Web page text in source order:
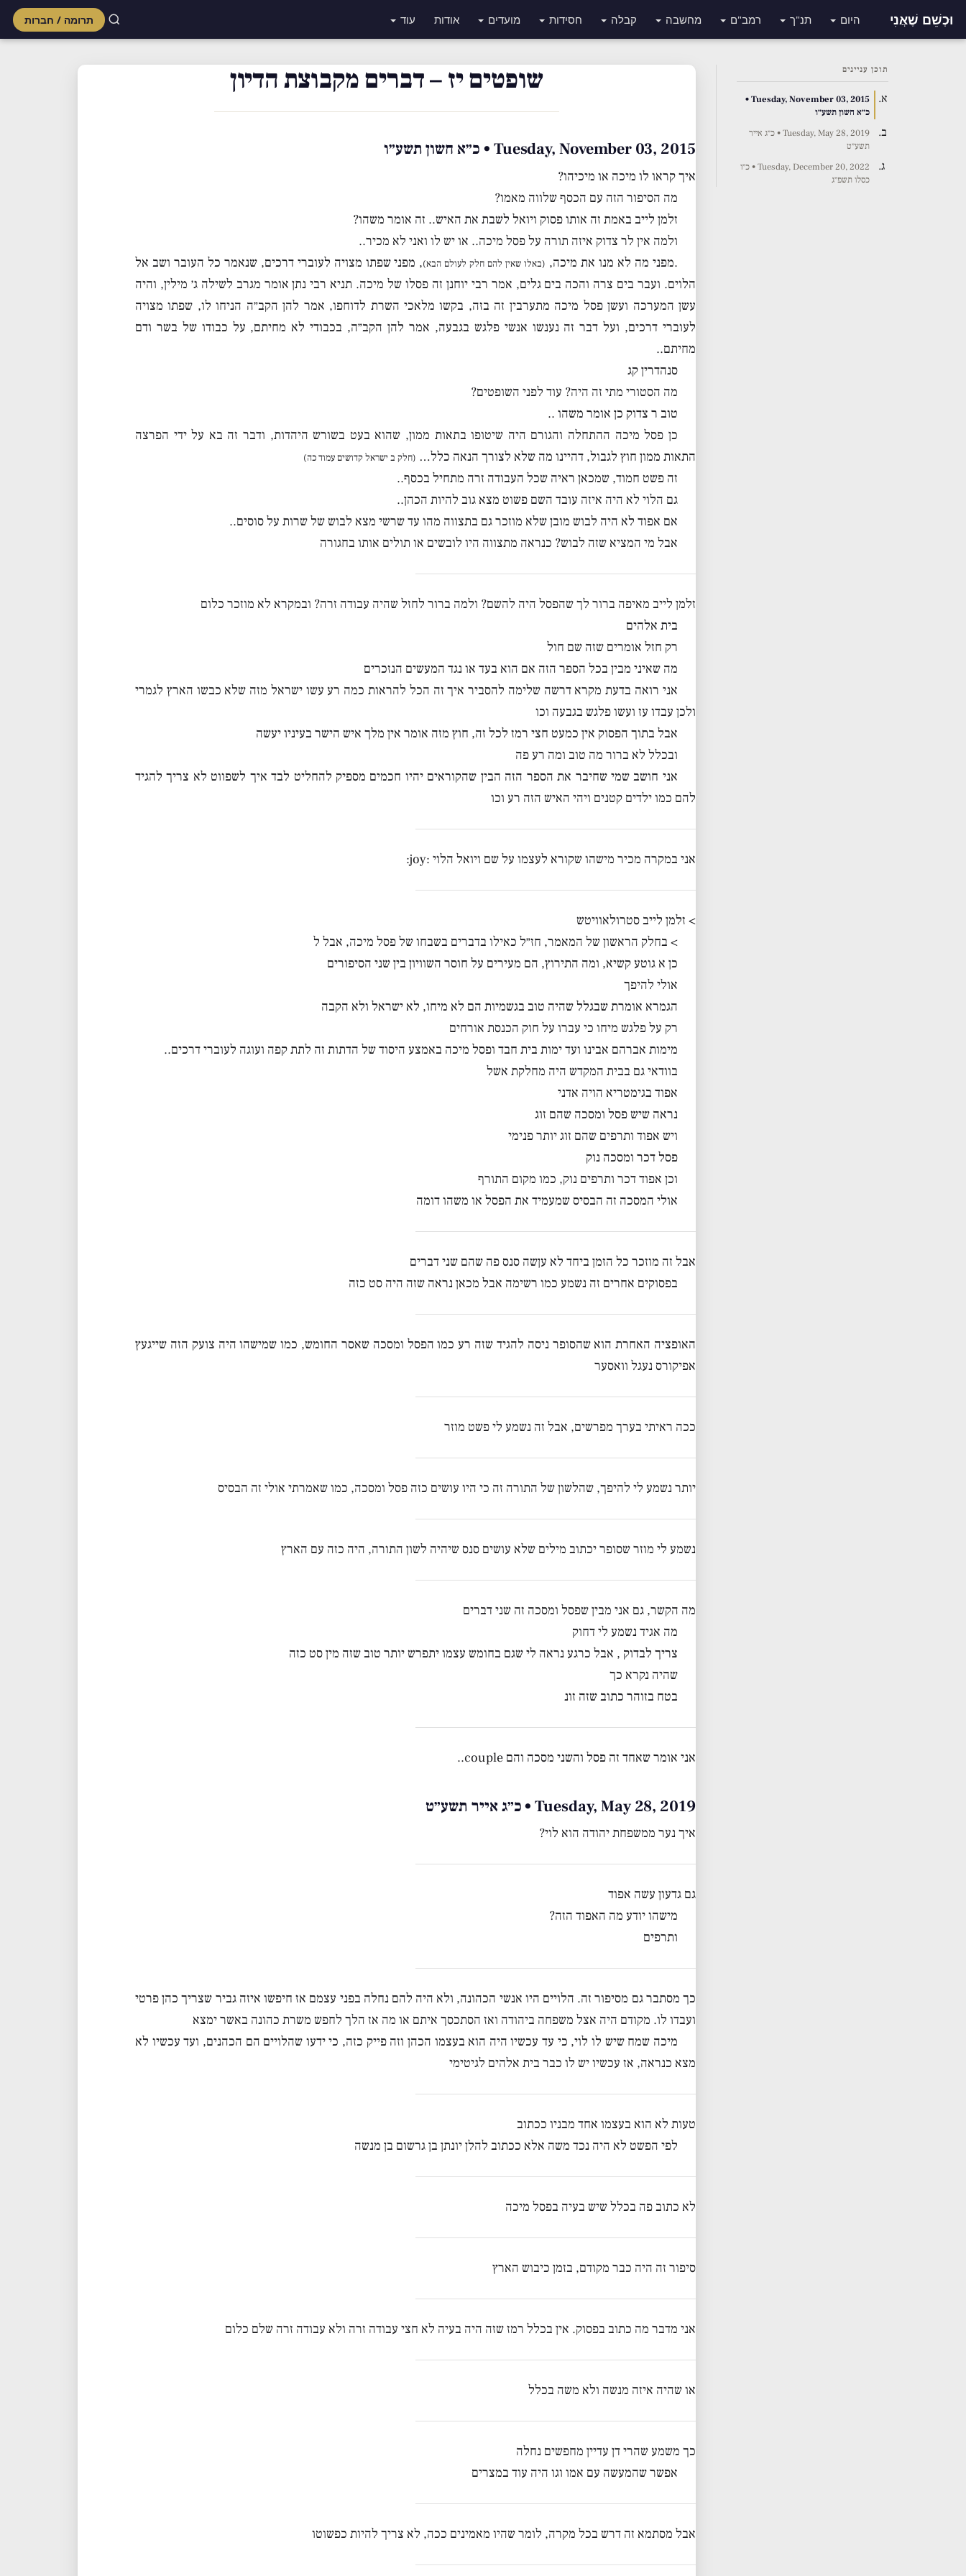
וּכְשֵׁם שֶׁאֲנִי היום תנ"ך רמב"ם מחשבה קבלה חסידות מועדים אודות עוד תרומה / חברות
תוכן עניינים
Tuesday, November 03, 2015 •
כ״א חשון תשע״ו
Tuesday, May 28, 2019 • כ״ג אייר
תשע״ט
Tuesday, December 20, 2022 • כ״ו
כסלו תשפ״ג
שופטים יז – דברים מקבוצת הדיון
Tuesday, November 03, 2015 • כ״א חשון תשע״ו
איך קראו לו מיכה או מיכיהו?
מה הסיפור הזה עם הכסף שלווה מאמו?
זלמן לייב באמת זה אותו פסוק ויואל לשבת את האיש.. זה אומר משהו?
ולמה אין לר צדוק איזה תורה על פסל מיכה.. או יש לו ואני לא מכיר..
.מפני מה לא מנו את מיכה, (באלו שאין להם חלק לעולם הבא), מפני שפתו מצויה לעוברי דרכים, שנאמר כל העובר ושב אל
הלוים. ועבר בים צרה והכה בים גלים, אמר רבי יוחנן זה פסלו של מיכה. תניא רבי נתן אומר מגרב לשילה ג׳ מילין, והיה
עשן המערכה ועשן פסל מיכה מתערבין זה בזה, בקשו מלאכי השרת לדוחפו, אמר להן הקב״ה הניחו לו, שפתו מצויה
לעוברי דרכים, ועל דבר זה נענשו אנשי פלגש בגבעה, אמר להן הקב״ה, בכבודי לא מחיתם, על כבודו של בשר ודם
מחיתם..
סנהדרין קג
מה הסטורי מתי זה היה? עוד לפני השופטים?
טוב ר צדוק כן אומר משהו ..
כן פסל מיכה ההתחלה והגורם היה שיטופו בתאות ממון, שהוא בעט בשורש היהדות, ודבר זה בא על ידי הפרצה
התאות ממון חוץ לגבול, דהיינו מה שלא לצורך הנאה כלל… (חלק ב ישראל קדושים עמוד כה)
זה פשט חמוד, שמכאן ראיה שכל העבודה זרה מתחיל בכסף..
גם הלוי לא היה איזה עובד השם פשוט מצא גוב להיות הכהן..
אם אפוד לא היה לבוש מובן שלא מוזכר גם בתצווה מהו עד שרשי מצא לבוש של שרות על סוסים..
אבל מי המציא שזה לבוש? כנראה מתצווה היו לובשים או תולים אותו בחגורה
זלמן לייב מאיפה ברור לך שהפסל היה להשם? ולמה ברור לחזל שהיה עבודה זרה? ובמקרא לא מוזכר כלום
בית אלהים
רק חזל אומרים שזה שם חול
מה שאיני מבין בכל הספר הזה אם הוא בעד או נגד המעשים הנזכרים
אני רואה בדעת מקרא דרשה שלימה להסביר איך זה הכל להראות כמה רע עשו ישראל מזה שלא כבשו הארץ לגמרי
ולכן עבדו עז ועשו פלגש בגבעה וכו
אבל בתוך הפסוק אין כמעט חצי רמז לכל זה, חוץ מזה אומר אין מלך איש הישר בעיניו יעשה
ובכלל לא ברור מה טוב ומה רע פה
אני חושב שמי שחיבר את הספר הזה הבין שהקוראים יהיו חכמים מספיק להחליט לבד איך לשפווט לא צריך להגיד
להם כמו ילדים קטנים ויהי האיש הזה רע וכו
אני במקרה מכיר מישהו שקורא לעצמו על שם ויואל הלוי :joy:
> זלמן לייב סטרולאוויטש
> בחלק הראשון של המאמר, חז״ל כאילו בדברים בשבחו של פסל מיכה, אבל ל
כן א גוטע קשיא, ומה התירוץ, הם מעירים על חוסר השוויון בין שני הסיפורים
אולי להיפך
הגמרא אומרת שבגלל שהיה טוב בגשמיות הם לא מיחו, לא ישראל ולא הקבה
רק על פלגש מיחו כי עברו על חוק הכנסת אורחים
מימות אברהם אבינו ועד ימות בית חבד ופסל מיכה באמצע היסוד של הדתות זה לתת קפה ועוגה לעוברי דרכים..
בוודאי גם בבית המקדש היה מחלקת אשל
אפוד בגימטריא הויה אדני
נראה שיש פסל ומסכה שהם זוג
ויש אפוד ותרפים שהם זוג יותר פנימי
פסל דכר ומסכה נוק
וכן אפוד דכר ותרפים נוק, כמו מקום התורף
אולי המסכה זה הבסיס שמעמיד את הפסל או משהו דומה
אבל זה מוזכר כל הזמן ביחד לא עןשה סנס פה שהם שני דברים
בפסוקים אחרים זה נשמע כמו רשימה אבל מכאן נראה שזה היה סט כזה
האופציה האחרת הוא שהסופר ניסה להגיד שזה רע כמו הפסל ומסכה שאסר החומש, כמו שמישהו היה צועק הזה שייגעץ
אפיקורס נעגל וואסער
ככה ראיתי בערך מפרשים, אבל זה נשמע לי פשט מוזר
יותר נשמע לי להיפך, שהלשון של התורה זה כי היו עושים כזה פסל ומסכה, כמו שאמרתי אולי זה הבסיס
נשמע לי מוזר שסופר יכתוב מילים שלא עושים סנס שיהיה לשון התורה, היה כזה עם הארץ
מה הקשר, גם אני מבין שפסל ומסכה זה שני דברים
מה אגיד נשמע לי דחוק
צריך לבדוק , אבל כרגע נראה לי שגם בחומש עצמו יתפרש יותר טוב שזה מין סט כזה
שהיה נקרא כך
בטח בזוהר כתוב שזה זונ
אני אומר שאחד זה פסל והשני מסכה והם couple..
Tuesday, May 28, 2019 • כ״ג אייר תשע״ט
איך נער ממשפחת יהודה הוא לוי?
גם גדעון עשה אפוד
מישהו יודע מה האפוד הזה?
ותרפים
כך מסתבר גם מסיפור זה. הלויים היו אנשי הכהונה, ולא היה להם נחלה בפני עצמם אז חיפשו איזה גביר שצריך כהן פרטי
ועבדו לו. מקודם היה אצל משפחה ביהודה ואז הסתכסך איתם או מה אז הלך לחפש משרת כהונה באשר ימצא
מיכה שמח שיש לו לוי, כי עד עכשיו היה הוא בעצמו הכהן וזה פייק כזה, כי ידעו שהלויים הם הכהנים, ועד עכשיו לא
מצא כנראה, אז עכשיו יש לו כבר בית אלהים לגיטימי
טעות לא הוא בעצמו אחד מבניו ככתוב
לפי הפשט לא היה נכד משה אלא ככתוב להלן יונתן בן גרשום בן מנשה
לא כתוב פה בכלל שיש בעיה בפסל מיכה
סיפור זה היה כבר מקודם, בזמן כיבוש הארץ
אני מדבר מה כתוב בפסוק. אין בכלל רמז שזה היה בעיה לא חצי עבודה זרה ולא עבודה זרה שלם כלום
או שהיה איזה מנשה ולא משה בכלל
כך משמע שהרי דן עדיין מחפשים נחלה
אפשר שהמעשה עם אמו וגו היה עוד במצרים
אבל מסתמא זה דרש בכל מקרה, לומר שהיו מאמינים ככה, לא צריך להיות כפשוטו